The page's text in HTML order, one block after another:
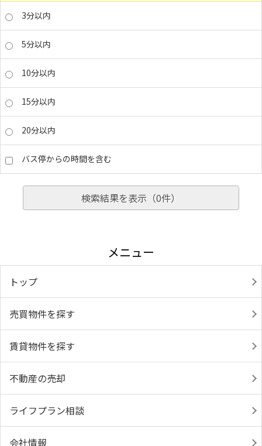
3分以内
5分以内
10分以内
15分以内
20分以内
バス停からの時間を含む
検索結果を表示（0件）
メニュー
トップ
売買物件を探す
賃貸物件を探す
不動産の売却
ライフプラン相談
会社情報